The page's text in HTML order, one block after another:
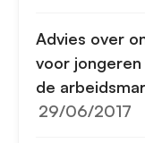
Advies over
voor
de
29/06/2017